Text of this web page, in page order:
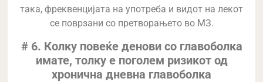
така, фреквенцијата на употреба и видот на лекот
се поврзани со претворањето во МЗ.
# 6. Колку повеќе денови со главоболка
имате, толку е поголем ризикот од
хронична дневна главоболка